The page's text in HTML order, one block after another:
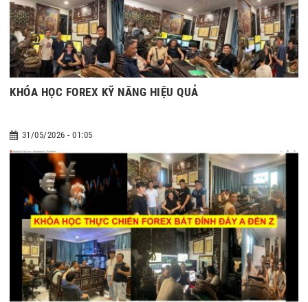
KHÓA HỌC FOREX KỸ NĂNG HIỆU QUẢ
31/05/2026 - 01:05